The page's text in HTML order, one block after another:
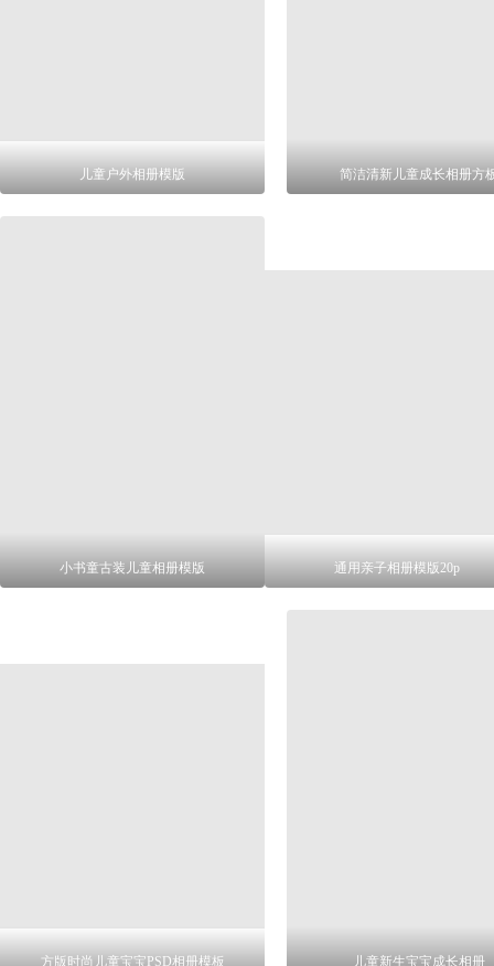
儿童户外相册模版 简洁清新儿童成长相册方
小书童古装儿童相册模版 通用亲子相册模版20p
方版时尚儿童宝宝PSD相册模板 儿童新生宝宝成长相册